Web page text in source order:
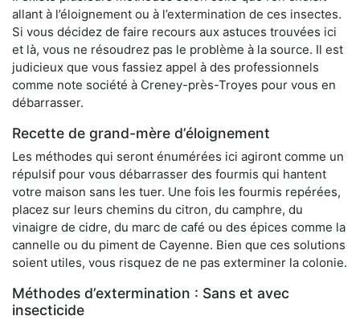
allant à l’éloignement ou à l’extermination de ces insectes.
Si vous décidez de faire recours aux astuces trouvées ici
et là, vous ne résoudrez pas le problème à la source. Il est
judicieux que vous fassiez appel à des professionnels
comme note société à Creney-près-Troyes pour vous en
débarrasser.
Recette de grand-mère d’éloignement
Les méthodes qui seront énumérées ici agiront comme un
répulsif pour vous débarrasser des fourmis qui hantent
votre maison sans les tuer. Une fois les fourmis repérées,
placez sur leurs chemins du citron, du camphre, du
vinaigre de cidre, du marc de café ou des épices comme la
cannelle ou du piment de Cayenne. Bien que ces solutions
soient utiles, vous risquez de ne pas exterminer la colonie.
Méthodes d’extermination : Sans et avec
insecticide